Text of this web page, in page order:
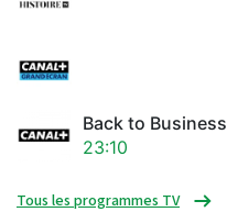
Back to Business
23:10
Tous les programmes TV